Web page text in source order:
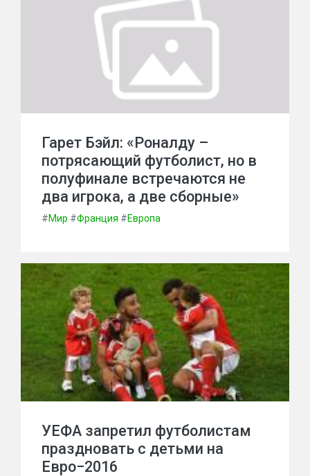
Гарет Бэйл: «Роналду –
потрясающий футболист, но в
полуфинале встречаются не
два игрока, а две сборные»
#Мир #Франция #Европа
УЕФА запретил футболистам
праздновать с детьми на
Евро−2016